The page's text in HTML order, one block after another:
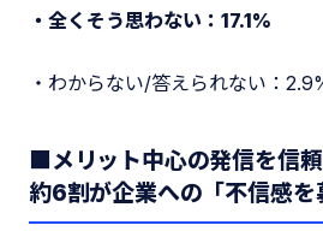
・全くそう思わない：17.1%
・わからない/答えられない：
■メリット中心の発信を信
約6割が企業への「不信感を